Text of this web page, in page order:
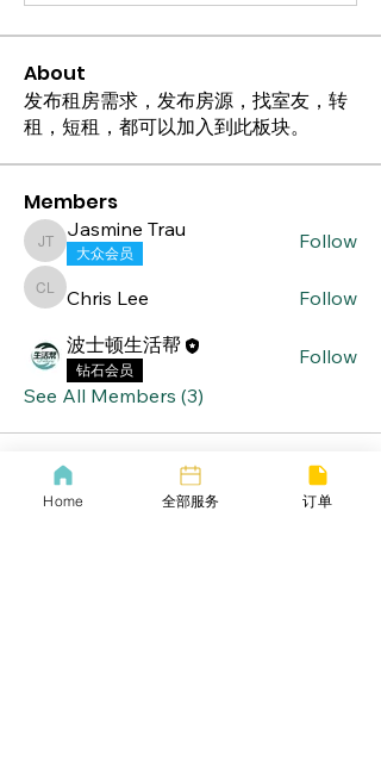
About
发布租房需求，发布房源，找室友，转
租，短租，都可以加入到此板块。
Members
Jasmine Trau
Jasmine Trau
大众会员
Follow
Chris Lee
Chris Lee
Follow
波士顿生活帮
钻石会员
Follow
See All Members (3)
Home 全部服务 订单